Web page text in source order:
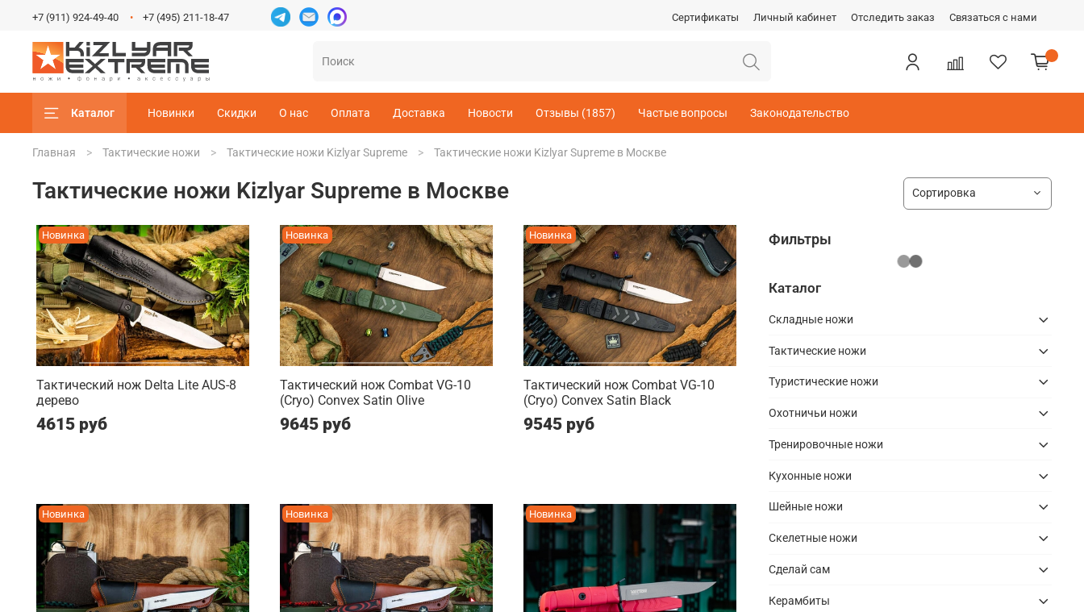
Сертификаты Личный кабинет Отследить заказ Связаться с нами
+7 (911) 924-49-40 +7 (495) 211-18-47
Каталог Новинки Скидки О нас Оплата Доставка Новости Отзывы (1857) Частые вопросы Законодательство
Главная Тактические ножи Тактические ножи Kizlyar Supreme Тактические ножи Kizlyar Supreme в Москве
Тактические ножи Kizlyar Supreme в Москве
Новинка
Тактический нож Delta Lite AUS-8
дерево
4615 руб
Новинка
Тактический нож Combat VG-10
(Cryo) Convex Satin Olive
9645 руб
Новинка
Тактический нож Combat VG-10
(Cryo) Convex Satin Black
9545 руб
Новинка Новинка Новинка
Фильтры
Каталог
Складные ножи
Тактические ножи
Туристические ножи
Охотничьи ножи
Тренировочные ножи
Кухонные ножи
Шейные ножи
Скелетные ножи
Сделай сам
Керамбиты